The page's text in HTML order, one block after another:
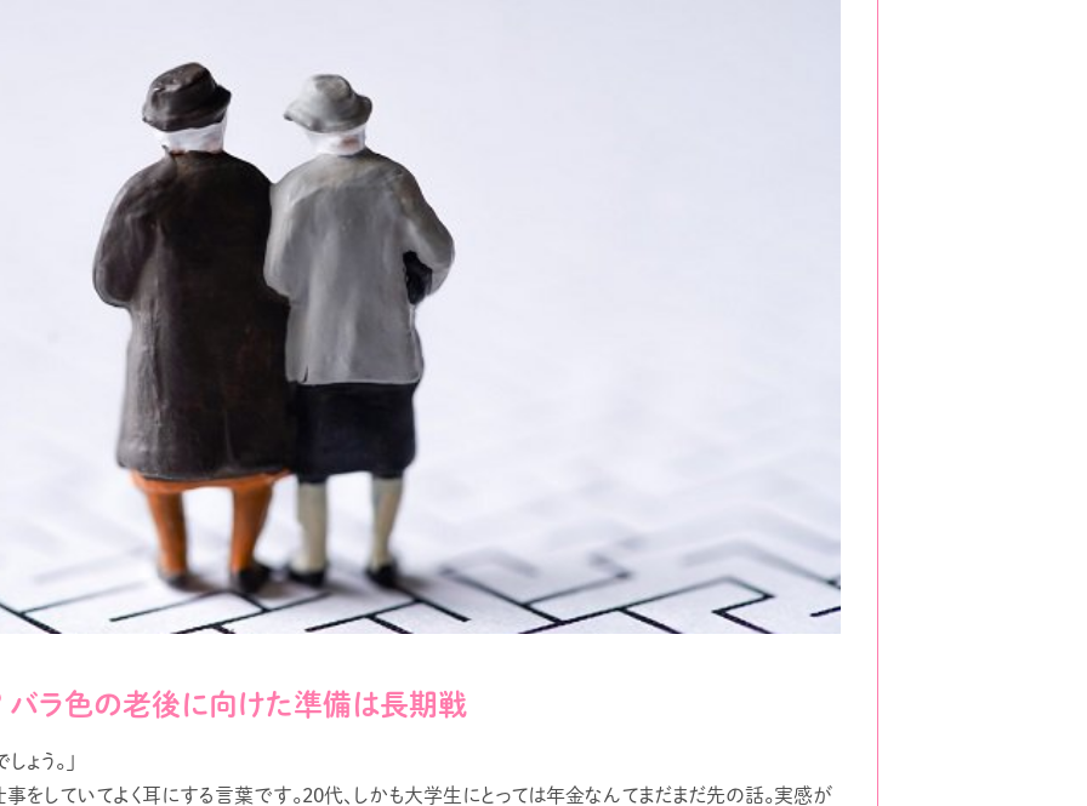
バラ色の老後に向けた準備は長期戦
ょう。」
をしていてよく耳にする言葉です。20代、しかも大学生にとっては年金なんてまだまだ先の話。実感が